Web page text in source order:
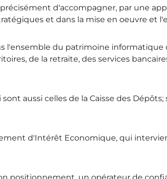
d'accompagner, par une
et dans la mise en oeuvre et
l'ensemble du patrimoine informatique
de la retraite, des services
aussi celles de la Caisse des
d'Intérêt Economique, qui